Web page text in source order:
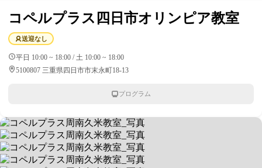
コペルプラス四日市オリンピア教室
送迎なし
平日 10:00 ~ 18:00 / 土 10:00 ~ 18:00
5100807 三重県四日市市末永町18-13
プログラム